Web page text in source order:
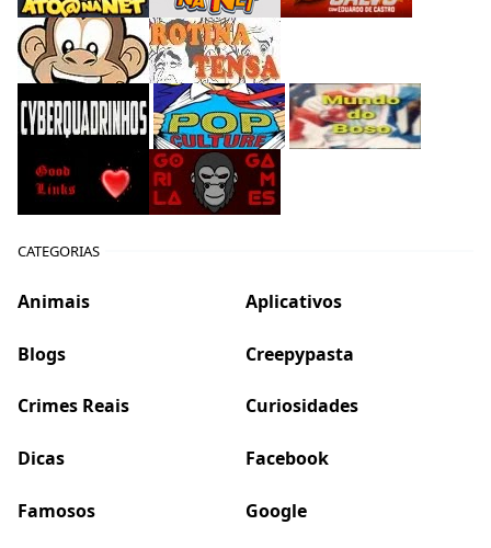
CATEGORIAS
Animais Aplicativos
Blogs Creepypasta
Crimes Reais Curiosidades
Dicas Facebook
Famosos Google